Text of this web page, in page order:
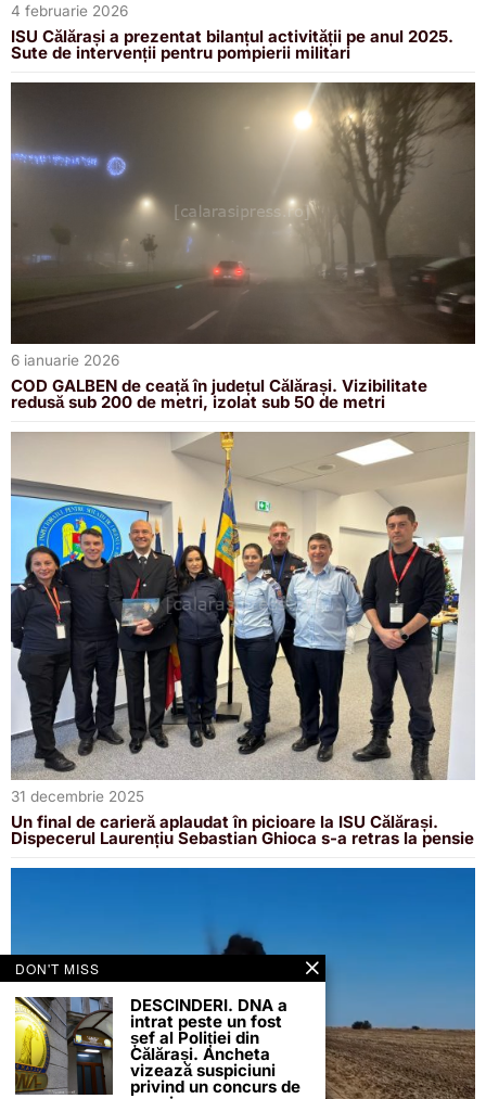
4 februarie 2026
ISU Călărași a prezentat bilanțul activității pe anul 2025.
Sute de intervenții pentru pompierii militari
6 ianuarie 2026
COD GALBEN de ceață în județul Călărași. Vizibilitate
redusă sub 200 de metri, izolat sub 50 de metri
31 decembrie 2025
Un final de carieră aplaudat în picioare la ISU Călărași.
Dispecerul Laurențiu Sebastian Ghioca s-a retras la pensie
DON'T MISS
DESCINDERI. DNA a
intrat peste un fost
șef al Poliției din
Călărași. Ancheta
vizează suspiciuni
privind un concurs de